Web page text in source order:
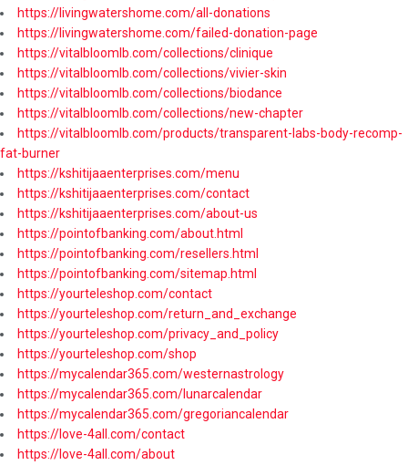
https://livingwatershome.com/all-donations
https://livingwatershome.com/failed-donation-page
https://vitalbloomlb.com/collections/clinique
https://vitalbloomlb.com/collections/vivier-skin
https://vitalbloomlb.com/collections/biodance
https://vitalbloomlb.com/collections/new-chapter
https://vitalbloomlb.com/products/transparent-labs-body-recomp-
fat-burner
https://kshitijaaenterprises.com/menu
https://kshitijaaenterprises.com/contact
https://kshitijaaenterprises.com/about-us
https://pointofbanking.com/about.html
https://pointofbanking.com/resellers.html
https://pointofbanking.com/sitemap.html
https://yourteleshop.com/contact
https://yourteleshop.com/return_and_exchange
https://yourteleshop.com/privacy_and_policy
https://yourteleshop.com/shop
https://mycalendar365.com/westernastrology
https://mycalendar365.com/lunarcalendar
https://mycalendar365.com/gregoriancalendar
https://love-4all.com/contact
https://love-4all.com/about